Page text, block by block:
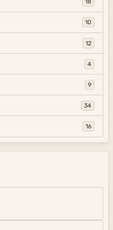
18
10
12
4
9
34
16